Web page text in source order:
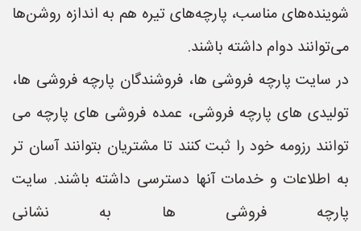
شوینده‌های مناسب، پارچه‌های تیره هم به اندازه روشن‌ها
می‌توانند دوام داشته باشند.
در سایت پارچه فروشی ها، فروشندگان پارچه فروشی ها،
تولیدی های پارچه فروشی، عمده فروشی های پارچه می
توانند رزومه خود را ثبت کنند تا مشتریان بتوانند آسان تر
به اطلاعات و خدمات آنها دسترسی داشته باشند. سایت
پارچه فروشی ها به نشانی